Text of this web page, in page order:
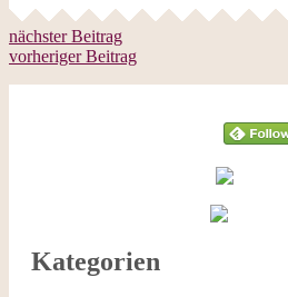
nächster Beitrag
vorheriger Beitrag
Kategorien